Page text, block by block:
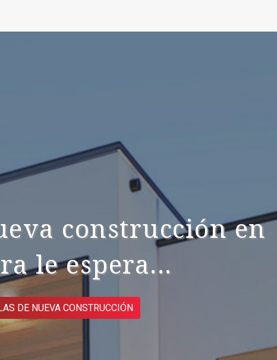
construcción en
le espera...
DE NUEVA CONSTRUCCIÓN